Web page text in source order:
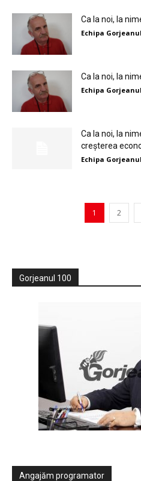
Ca la noi, la
Echipa Gorjeanul
Ca la noi, la
Echipa Gorjeanul
Ca la noi, la
creșterea
Echipa Gorjeanul
1 2
Gorjeanul 100
Angajăm programator